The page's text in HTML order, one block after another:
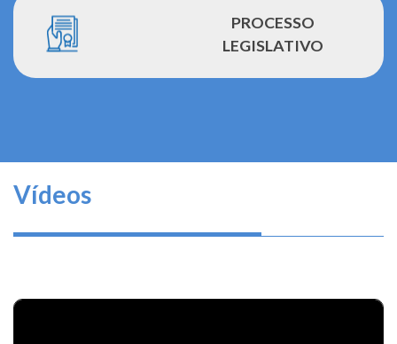
PROCESSO
LEGISLATIVO
Vídeos
Video URL